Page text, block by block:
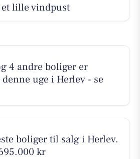
lille vindpust
4 andre boliger er
uge i Herlev - se
boliger til salg i Herlev.
kr